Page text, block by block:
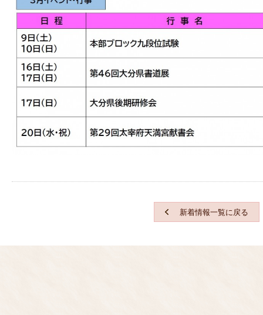
新着情報一覧に戻る